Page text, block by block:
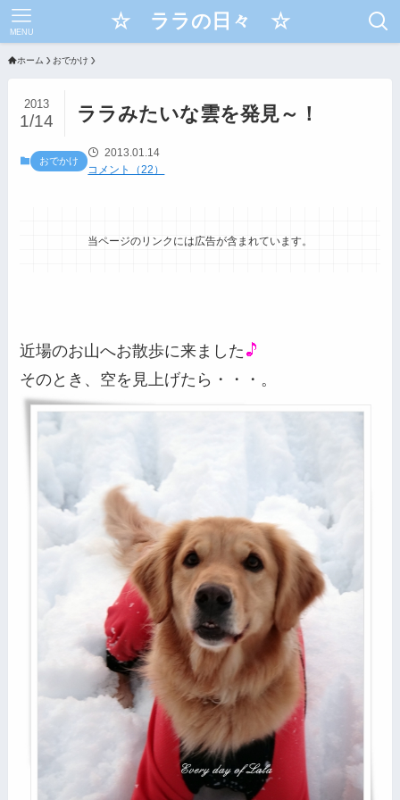
☆ ララの日々 ☆
MENU
ホーム おでかけ
ララみたいな雲を発見～！
2013
1/14
おでかけ
2013.01.14
コメント（22）
当ページのリンクには広告が含まれています。
近場のお山へお散歩に来ました
そのとき、空を見上げたら・・・。